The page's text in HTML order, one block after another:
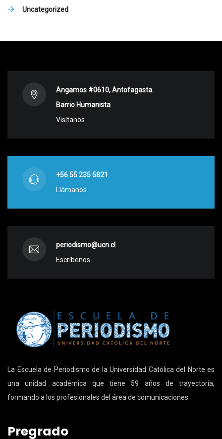
Uncategorized
Angamos #0610, Antofagasta.
Barrio Humanista
Visítanos
+56 55 235 5821
Llámanos
periodismo@ucn.cl
Escríbenos
La Escuela de Periodismo de la Universidad Católica del Norte es
una unidad académica que tiene 59 años de trayectoria,
formando a los profesionales del área de comunicaciones.
Pregrado